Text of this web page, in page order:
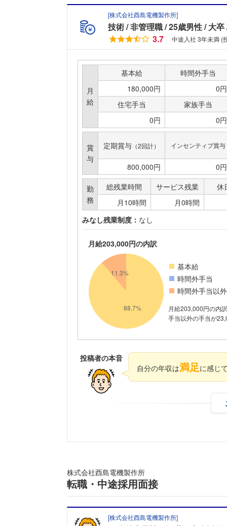
[株式会社酉島電機製作所]
技術 非管理職 25歳男性 大卒
3.7
中途入社 3年未満 (
月
給
基本給
時間外手当
180,000円
0円
住宅手当
家族手当
0円
0円
賞
与
定期賞与 （2回計） インセンティブ賞与
800,000円 0円
勤
務
総残業時間 サービス残業
休
月10時間
月0時間
みなし残業制度： なし
月給203,000円の内訳
基本給
時間外手当
時間外手当以
月給203,000円の内
手当以外の手当が
投稿者の本音
自分の年収は満足に感じ
株式会社酉島電機製作所
転職・中途採用面接
[株式会社酉島電機製作所]